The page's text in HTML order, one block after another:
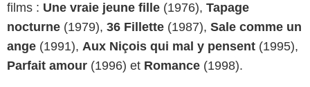
films : Une vraie jeune fille (1976), Tapage
nocturne (1979), 36 Fillette (1987), Sale comme un
ange (1991), Aux Niçois qui mal y pensent (1995),
Parfait amour (1996) et Romance (1998).